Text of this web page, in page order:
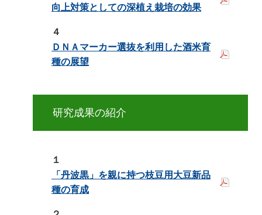
向上対策としての深植え栽培の効果
４
ＤＮＡマーカー選抜を利用した酒米育
種の展望
研究成果の紹介
１
「丹波黒」を親に持つ枝豆用大豆新品
種の育成